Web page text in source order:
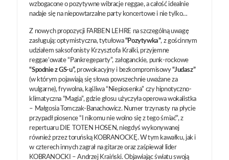
wzbogacone o pozytywne wibracje reggae, a całość idealnie
nadaje się na niepowtarzalne party koncertowe i nie tylko…
Z nowych propozycji FARBEN LEHRE na szczególną uwagę
zasługują: optymistyczna, tytułowa“Pozytywka”, z gościnnym
udziałem saksofonisty Krzysztofa Kralki, przyjemne
reggae’owate “Pankregeparty”, załoganckie, punk-rockowe
“Spodnie z GS-u”,prowokacyjny i bezkompromisowy“Judasz”
(w którym pojawiają się słowa powszechnie uważane za
wulgarne), frywolna, kąśliwa “Niepiosenka” czy hipnotyczno-
klimatyczna “Magia”, gdzie głosu użyczyła operowa wokalistka
– Małgosia Tomczak-Banachowicz. Numer trzynasty na płycie
przypadł piosence “I nikomu nie wolno się z tego śmiać”, z
repertuaru DIE TOTEN HOSEN, niegdyś wykonywanej
również przez toruńską KOBRANOCKĘ. W tym kawałku, jak i
w czterech innych zagrał na gitarze oraz zaśpiewał lider
KOBRANOCKI – Andrzej Kraiński. Objawiając światu swoją